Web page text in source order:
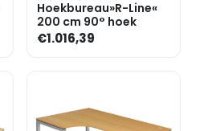
Hoekbureau»R-Line«
200 cm 90° hoek
€1.016,39